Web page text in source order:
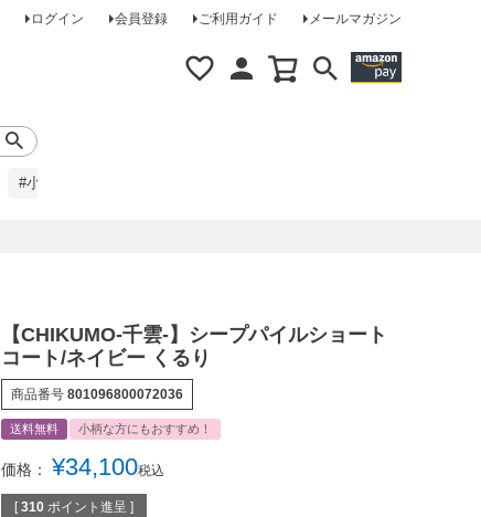
ログイン 会員登録 ご利用ガイド メールマガジン
#小柄な方に
【CHIKUMO-千雲-】シープパイルショート
コート/ネイビー くるり
商品番号 801096800072036
送料無料 小柄な方にもおすすめ！
価格： ¥34,100税込
[ 310 ポイント進呈 ]